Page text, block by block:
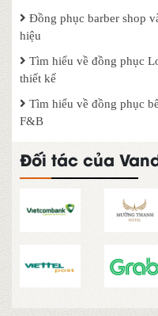
Đồng phục barber shop
hiệu
Tìm hiểu về đồng phục
thiết kế
Tìm hiểu về đồng phục
F&B
Đối tác của